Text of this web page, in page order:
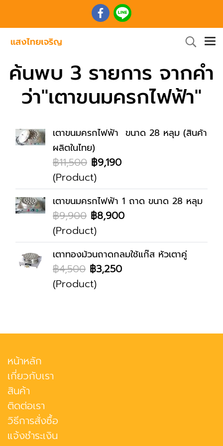
ค้นพบ 3 รายการ จากคำ
ว่า"เตาขนมครกไฟฟ้า"
เตาขนมครกไฟฟ้า ขนาด 28 หลุม (สินค้า
ผลิตในไทย)
฿11,500 ฿9,190
(Product)
เตาขนมครกไฟฟ้า 1 ถาด ขนาด 28 หลุม
฿9,900 ฿8,900
(Product)
เตาทองม้วนถาดกลมใช้แก๊ส หัวเตาคู่
฿4,500 ฿3,250
(Product)
หน้าหลัก
เกี่ยวกับเรา
สินค้า
ติดต่อเรา
วิธีการสั่งซื้อ
แจ้งชำระเงิน